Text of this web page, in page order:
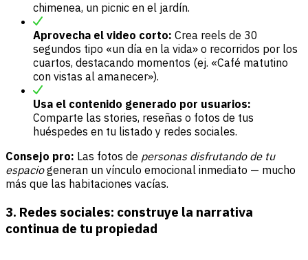
chimenea, un picnic en el jardín.
Aprovecha el video corto: Crea reels de 30
segundos tipo «un día en la vida» o recorridos por los
cuartos, destacando momentos (ej. «Café matutino
con vistas al amanecer»).
Usa el contenido generado por usuarios:
Comparte las stories, reseñas o fotos de tus
huéspedes en tu listado y redes sociales.
Consejo pro: Las fotos de personas disfrutando de tu
espaciogeneran un vínculo emocional inmediato — mucho
más que las habitaciones vacías.
3. Redes sociales: construye la narrativa
continua de tu propiedad